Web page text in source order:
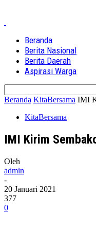
Beranda
Berita Nasional
Berita Daerah
Aspirasi Warga
Beranda KitaBersama IMI
KitaBersama
IMI Kirim
Oleh
admin
-
20 Januari 2021
377
0